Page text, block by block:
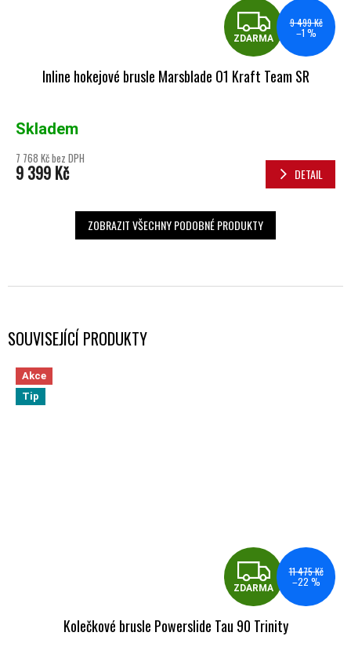
SOUVISEJÍCÍ PRODUKTY
Akce
Tip
ZDARMA
11 475 Kč
–22 %
Kolečkové brusle Powerslide Tau 90 Trinity
ZDARMA
9 499 Kč
–1 %
Inline hokejové brusle Marsblade O1 Kraft Team SR
Skladem
7 768 Kč bez DPH
9 399 Kč DETAIL
ZOBRAZIT VŠECHNY PODOBNÉ PRODUKTY